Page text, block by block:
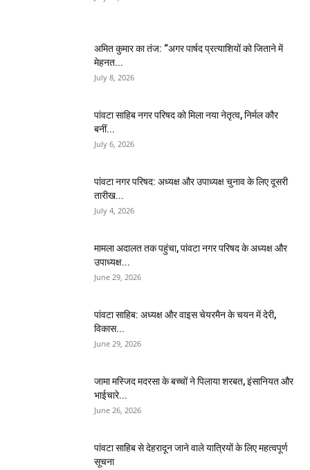
अमित कुमार का तंज: “अगर पार्षद प्रत्याशियों को जिताने में
मेहनत...
July 8, 2026
पांवटा साहिब नगर परिषद को मिला नया नेतृत्व, निर्मल कौर
बनीं...
July 6, 2026
पांवटा नगर परिषद: अध्यक्ष और उपाध्यक्ष चुनाव के लिए दूसरी
तारीख...
July 4, 2026
मामला अदालत तक पहुंचा, पांवटा नगर परिषद के अध्यक्ष और
उपाध्यक्ष...
June 29, 2026
पांवटा साहिब: अध्यक्ष और वाइस चेयरमैन के चयन में देरी,
विकास...
June 29, 2026
जामा मस्जिद मदरसा के बच्चों ने पिलाया शरबत, इंसानियत और
भाईचारे...
June 26, 2026
पांवटा साहिब से देहरादून जाने वाले यात्रियों के लिए महत्वपूर्ण
सूचना